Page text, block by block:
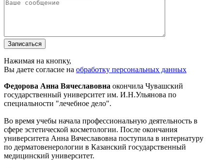
Записаться
Нажимая на кнопку,
Вы даете согласие на обработку персональных данных
Федорова Анна Вячеславовна окончила Чувашский
государственный университет им. И.Н.Ульянова по
специальности "лечебное дело".
Во время учебы начала профессиональную деятельность в
сфере эстетической косметологии. После окончания
университета Анна Вячеславовна поступила в интернатуру
по дерматовенерологии в Казанский государственный
медицинский университет.